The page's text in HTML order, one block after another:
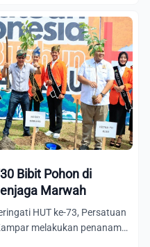
Bibit Pohon di
Marwah
HUT ke-73, Persatuan
melakukan penanaman